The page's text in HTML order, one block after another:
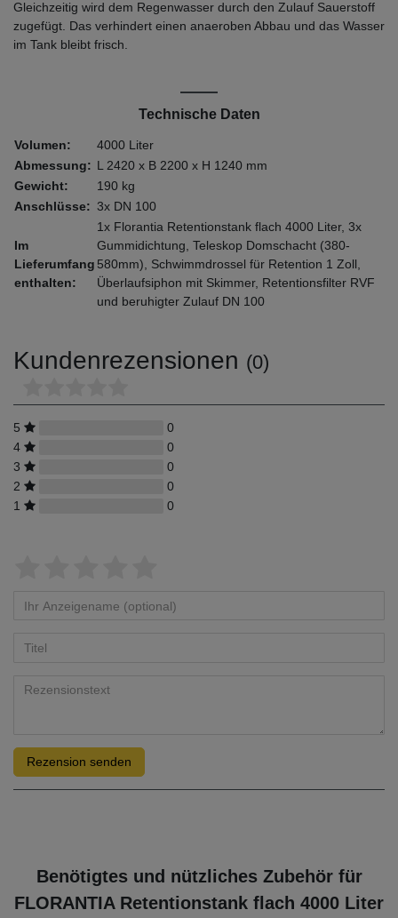
Gleichzeitig wird dem Regenwasser durch den Zulauf Sauerstoff
zugefügt. Das verhindert einen anaeroben Abbau und das Wasser
im Tank bleibt frisch.
Technische Daten
Volumen:
4000 Liter
Abmessung: L 2420 x B 2200 x H 1240 mm
Gewicht:
190 kg
Anschlüsse: 3x DN 100
Im
Lieferumfang
enthalten:
1x Florantia Retentionstank flach 4000 Liter, 3x
Gummidichtung, Teleskop Domschacht (380-
580mm), Schwimmdrossel für Retention 1 Zoll,
Überlaufsiphon mit Skimmer, Retentionsfilter RVF
und beruhigter Zulauf DN 100
Kundenrezensionen (0)
5
0
4
0
3
0
2
0
1
0
Rezension senden
Benötigtes und nützliches Zubehör für
FLORANTIA Retentionstank flach 4000 Liter